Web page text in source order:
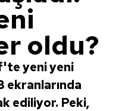
oldu?
yeni yeni
ekranlarında
ediliyor. Peki,